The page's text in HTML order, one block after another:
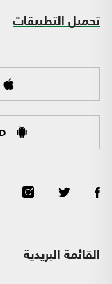
تحميل التطبيقات
القائمة البريدية